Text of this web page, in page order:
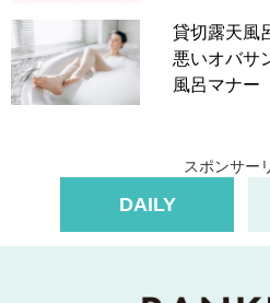
貸切露天風
悪いオバサ
風呂マナー
スポンサー
DAILY